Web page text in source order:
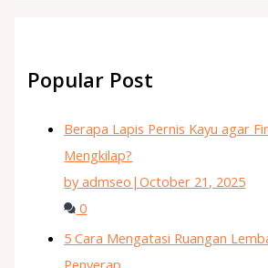
Popular Post
Berapa Lapis Pernis Kayu agar
Mengkilap?
by admseo |October 21, 2025
0
5 Cara Mengatasi Ruangan
Penyerap